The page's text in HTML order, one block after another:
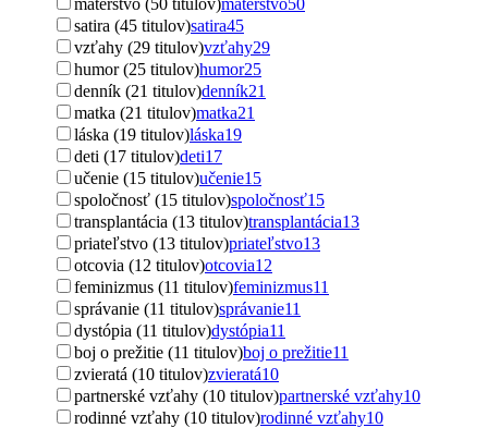
materstvo (50 titulov)materstvo50
satira (45 titulov)satira45
vzťahy (29 titulov)vzťahy29
humor (25 titulov)humor25
denník (21 titulov)denník21
matka (21 titulov)matka21
láska (19 titulov)láska19
deti (17 titulov)deti17
učenie (15 titulov)učenie15
spoločnosť (15 titulov)spoločnosť15
transplantácia (13 titulov)transplantácia13
priateľstvo (13 titulov)priateľstvo13
otcovia (12 titulov)otcovia12
feminizmus (11 titulov)feminizmus11
správanie (11 titulov)správanie11
dystópia (11 titulov)dystópia11
boj o prežitie (11 titulov)boj o prežitie11
zvieratá (10 titulov)zvieratá10
partnerské vzťahy (10 titulov)partnerské vzťahy10
rodinné vzťahy (10 titulov)rodinné vzťahy10